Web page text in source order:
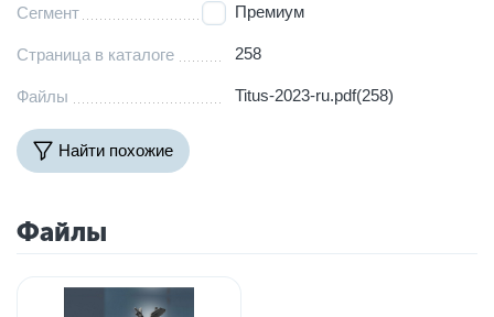
Сегмент Премиум
Страница в каталоге 258
Файлы Titus-2023-ru.pdf(258)
Найти похожие
Файлы